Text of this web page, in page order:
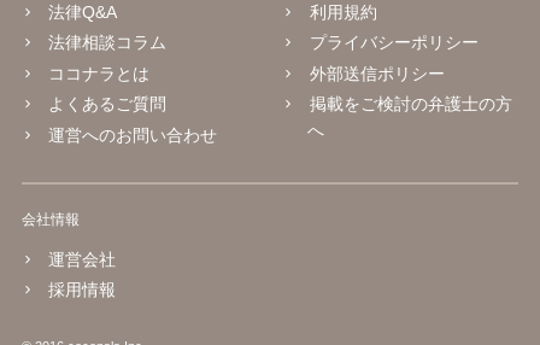
法律Q&A
法律相談コラム
ココナラとは
よくあるご質問
運営へのお問い合わせ
利用規約
プライバシーポリシー
外部送信ポリシー
掲載をご検討の弁護士の方
へ
会社情報
運営会社
採用情報